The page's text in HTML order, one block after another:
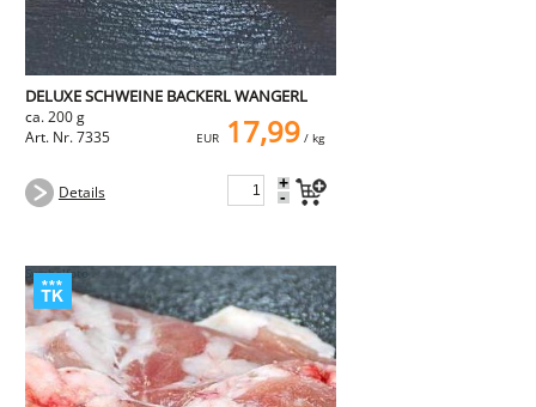
DELUXE SCHWEINE BACKERL WANGERL
ca. 200 g
Art. Nr. 7335
EUR 17,99/ kg
Details +
-